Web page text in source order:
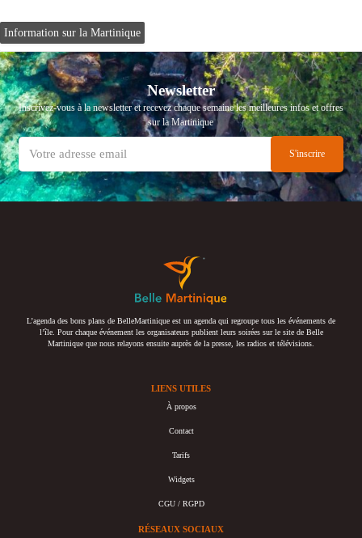
Information sur la Martinique
Newsletter
Inscrivez-vous à la newsletter et recevez chaque semaine les meilleures infos et offres
sur la Martinique
L’agenda des bons plans de BelleMartinique est un agenda qui regroupe tous les événements de
l’île. Pour chaque événement les organisateurs publient leurs soirées sur le site de Belle
Martinique que nous relayons ensuite auprès de la presse, les radios et télévisions.
LIENS UTILES
À propos
Contact
Tarifs
Widgets
CGU / RGPD
RÉSEAUX SOCIAUX